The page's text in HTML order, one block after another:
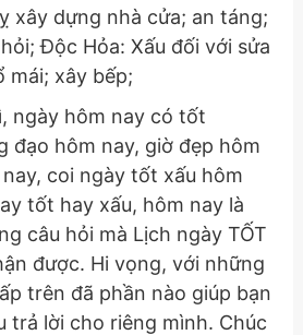
xây dựng nhà cửa; an táng;
Độc Hỏa: Xấu đối với sửa
mái; xây bếp;
ngày hôm nay có tốt
đạo hôm nay, giờ đẹp hôm
coi ngày tốt xấu hôm
tốt hay xấu, hôm nay là
câu hỏi mà Lịch ngày TỐT
được. Hi vọng, với những
trên đã phần nào giúp bạn
trả lời cho riêng mình. Chúc